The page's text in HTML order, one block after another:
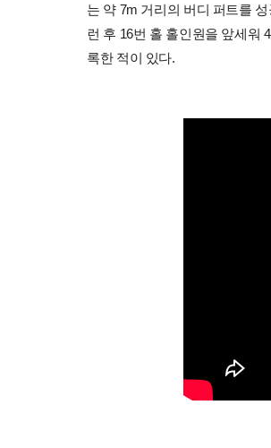
는 약 7m 거리의 버디 퍼트를
런 후 16번 홀 홀인원을 앞세워
록한 적이 있다.